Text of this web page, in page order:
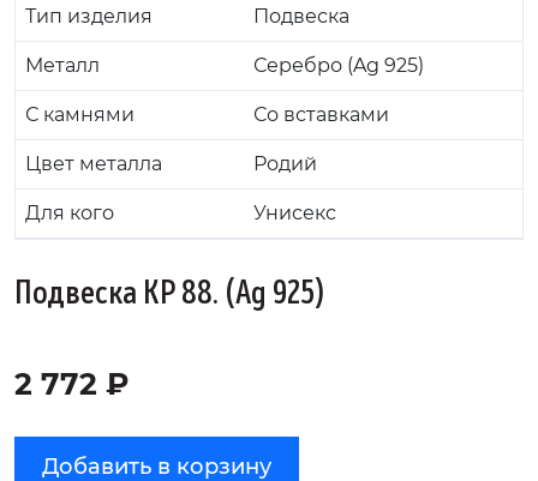
Тип изделия Подвеска
Металл Серебро (Ag 925)
С камнями Со вставками
Цвет металла Родий
Для кого Унисекс
Подвеска KP 88. (Ag 925)
2 772 ₽
Добавить в корзину